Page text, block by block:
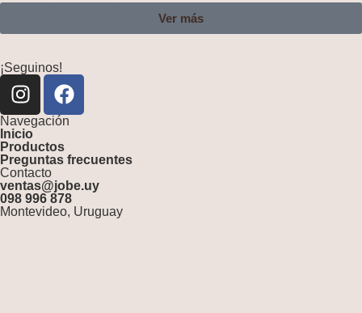
Ver más
¡Seguinos!
Navegación
Inicio
Productos
Preguntas frecuentes
Contacto
ventas@jobe.uy
098 996 878
Montevideo, Uruguay